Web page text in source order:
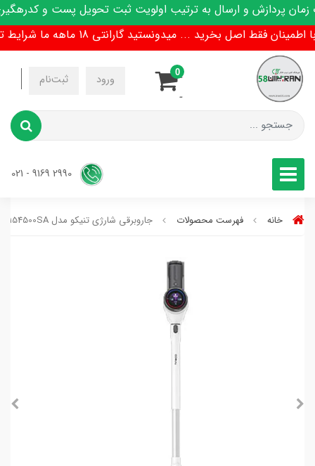
پردازش و ارسال به ترتیب اولویت ثبت تحویل پست و کدرهگیری
فقط اصل بخرید ... میدونستید گارانتی 18 ماهه ما شرایط تعویض هم داره !
ورود ثبت‌نام
-
-
0
خانه فهرست محصولات جاروبرقی شارژی تنیکو مدل VS154500SA